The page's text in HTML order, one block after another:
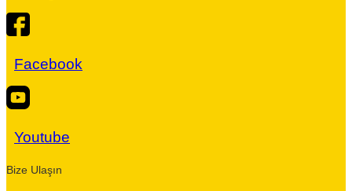
Facebook
Youtube
Bize Ulaşın